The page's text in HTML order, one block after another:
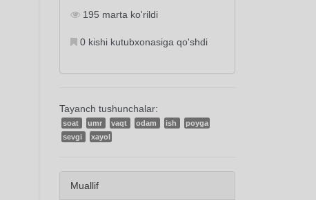
195 marta ko'rildi
0 kishi kutubxonasiga qo'shdi
Tayanch tushunchalar:
soat umr vaqt odam ish
poyga
sevgi
xayol
Muallif